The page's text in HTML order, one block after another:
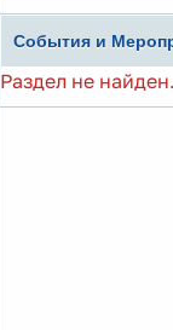
События и
Раздел не найден.